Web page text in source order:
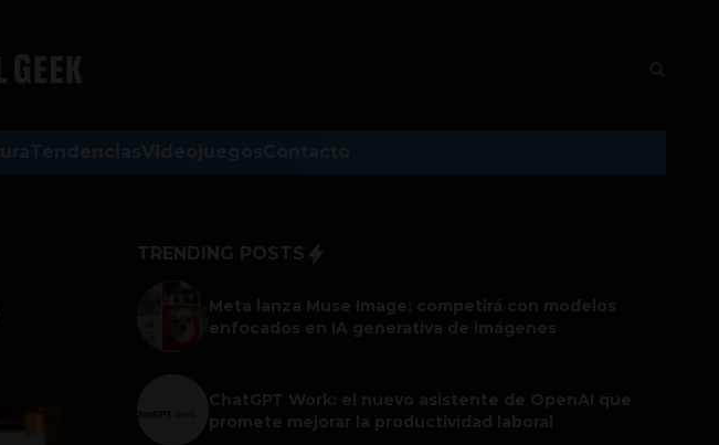
TRENDING POSTS
Meta lanza Muse Image: competirá con modelos
enfocados en IA generativa de imágenes
ChatGPT Work: el nuevo asistente de OpenAI que
promete mejorar la productividad laboral